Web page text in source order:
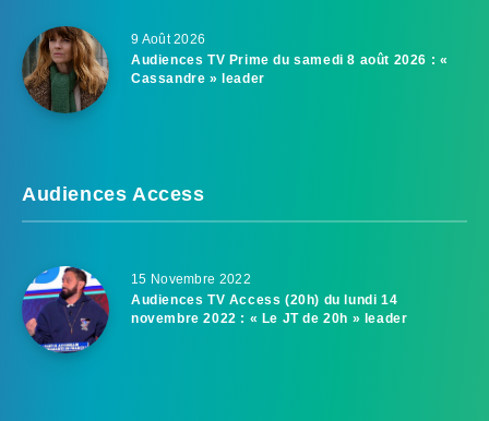
9 Août 2026
Audiences TV Prime du samedi 8 août 2026 : «
Cassandre » leader
Audiences Access
15 Novembre 2022
Audiences TV Access (20h) du lundi 14
novembre 2022 : « Le JT de 20h » leader